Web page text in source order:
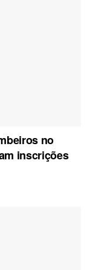
no
inscrições